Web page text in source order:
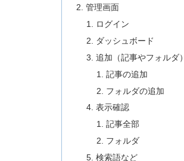
管理画面
ログイン
ダッシュボード
追加（記事やフォルダ）
記事の追加
フォルダの追加
表示確認
記事全部
フォルダ
検索語など